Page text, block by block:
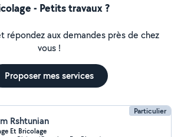
- Petits travaux ?
répondez aux demandes près de chez
vous !
Proposer mes services
Particulier
Rshtunian
Et Bricolage